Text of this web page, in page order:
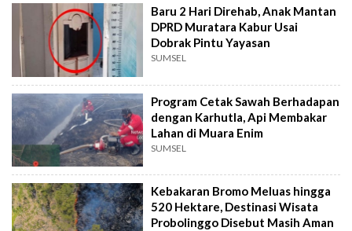
Baru 2 Hari Direhab, Anak Mantan
DPRD Muratara Kabur Usai
Dobrak Pintu Yayasan
SUMSEL
Program Cetak Sawah Berhadapan
dengan Karhutla, Api Membakar
Lahan di Muara Enim
SUMSEL
Kebakaran Bromo Meluas hingga
520 Hektare, Destinasi Wisata
Probolinggo Disebut Masih Aman